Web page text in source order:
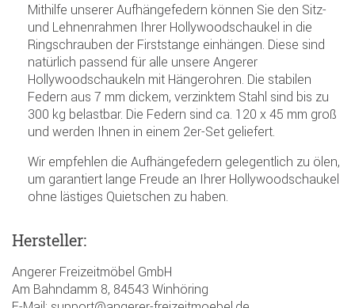
Mithilfe unserer Aufhängefedern können Sie den Sitz-
und Lehnenrahmen Ihrer Hollywoodschaukel in die
Ringschrauben der Firststange einhängen. Diese sind
natürlich passend für alle unsere Angerer
Hollywoodschaukeln mit Hängerohren. Die stabilen
Federn aus 7 mm dickem, verzinktem Stahl sind bis zu
300 kg belastbar. Die Federn sind ca. 120 x 45 mm groß
und werden Ihnen in einem 2er-Set geliefert.
Wir empfehlen die Aufhängefedern gelegentlich zu ölen,
um garantiert lange Freude an Ihrer Hollywoodschaukel
ohne lästiges Quietschen zu haben.
Hersteller:
Angerer Freizeitmöbel GmbH
Am Bahndamm 8, 84543 Winhöring